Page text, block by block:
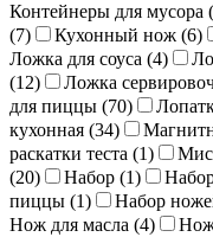
Контейнеры для мусора (
(7) Кухонный нож (6)
Ложка для соуса (4)
(12) Ложка
для пиццы (70)
кухонная (34)
раскатки теста (1)
(20) Набор (1)
пиццы (1) Набор
Нож для масла (4) Нож